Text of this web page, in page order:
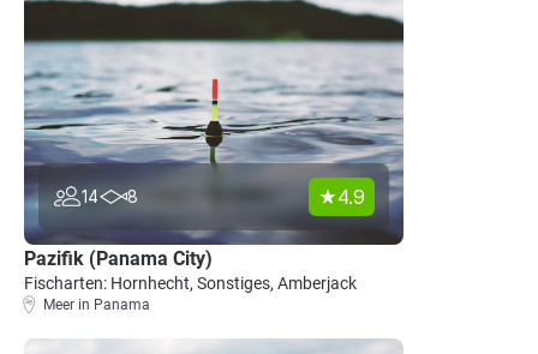
14 8 4.9
Pazifik (Panama City)
Fischarten: Hornhecht, Sonstiges, Amberjack
Meer in Panama